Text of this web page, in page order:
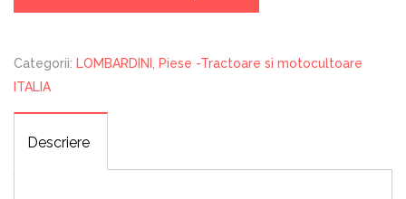
LDA100
Categorii: LOMBARDINI , Piese -Tractoare si motocultoare
ITALIA
Descriere